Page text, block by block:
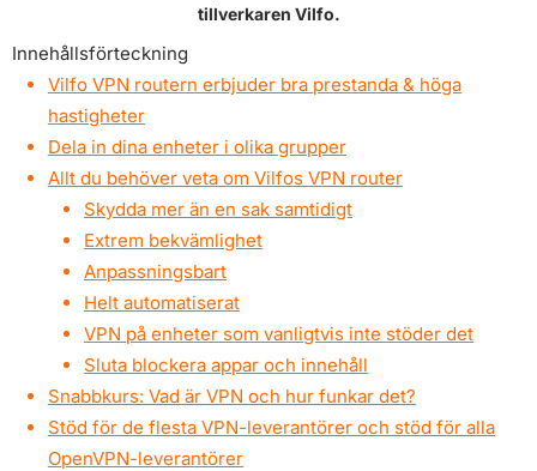
tillverkaren Vilfo.
Innehållsförteckning
Vilfo VPN routern erbjuder bra prestanda & höga
hastigheter
Dela in dina enheter i olika grupper
Allt du behöver veta om Vilfos VPN router
Skydda mer än en sak samtidigt
Extrem bekvämlighet
Anpassningsbart
Helt automatiserat
VPN på enheter som vanligtvis inte stöder det
Sluta blockera appar och innehåll
Snabbkurs: Vad är VPN och hur funkar det?
Stöd för de flesta VPN-leverantörer och stöd för alla
OpenVPN-leverantörer